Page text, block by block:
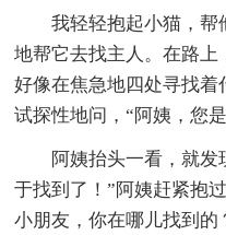
我轻轻抱起小猫，帮
地帮它去找主人。在路上
好像在焦急地四处寻找着
试探性地问，“阿姨，您
阿姨抬头一看，就
于找到了！”阿姨赶紧抱
小朋友，你在哪儿找到